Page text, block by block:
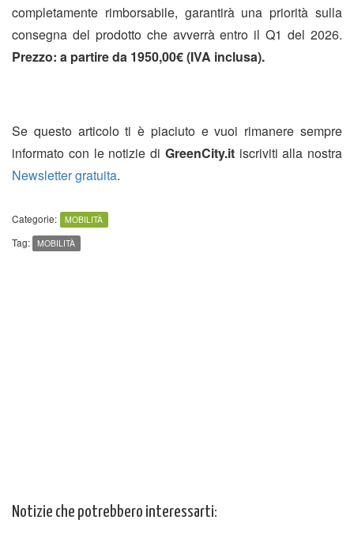
completamente rimborsabile, garantirà una priorità sulla
consegna del prodotto che avverrà entro il Q1 del 2026.
Prezzo: a partire da 1950,00€ (IVA inclusa).
Se questo articolo ti è piaciuto e vuoi rimanere sempre
informato con le notizie di GreenCity.itiscriviti alla nostra
Newsletter gratuita.
Categorie: MOBILITÀ
Tag: MOBILITÀ
Notizie che potrebbero interessarti: